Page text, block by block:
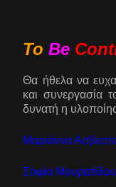
Το Βe
Θα ήθελα να
και συνεργασία
δυνατή η
Μαριάννα
Σοφία Μουρατίδου